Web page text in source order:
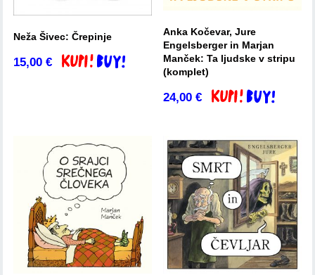
Neža Šivec: Črepinje
15,00€ Dodaj v košarico
Anka Kočevar, Jure
Engelsberger in Marjan
Manček: Ta ljudske v stripu
(komplet)
24,00€ Dodaj v košarico